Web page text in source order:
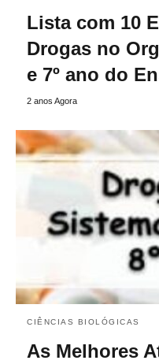
Lista com 10
Drogas no
e 7º ano do
2 anos Agora
CIÊNCIAS BIOLÓGICAS
As Melhores